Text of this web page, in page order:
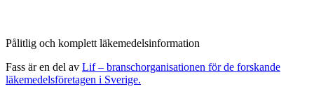
Pålitlig och komplett läkemedelsinformation
Fass är en del av Lif – branschorganisationen för de forskande
läkemedelsföretagen i Sverige.